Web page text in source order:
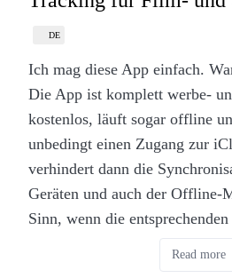
Die Serie besticht vor allem
Atmosphäre, in der das
harten Kontrast zwischen dem
und der wilden Energie der
spürbar macht. Dabei zeichnet
komplexes Bild ihrer
schmerzhaft deutlich, wie
gesellschaftliche
DE
Ich mag diese App einfach.
Die App ist komplett werbe-
kostenlos, läuft sogar offline
unbedingt einen Zugang zur
verhindert dann die
Geräten und auch der Offline-
Sinn, wenn die
Filmdaten vorher
Daten können exportiert oder
Read more